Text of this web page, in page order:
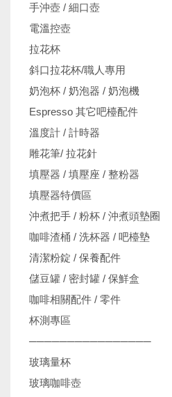
手沖壺 / 細口壺
電溫控壺
拉花杯
斜口拉花杯/職人專用
奶泡杯 / 奶泡器 / 奶泡機
Espresso 其它吧檯配件
溫度計 / 計時器
雕花筆/ 拉花針
填壓器 / 填壓座 / 整粉器
填壓器特價區
沖煮把手 / 粉杯 / 沖煮頭墊圈
咖啡渣桶 / 洗杯器 / 吧檯墊
清潔粉錠 / 保養配件
儲豆罐 / 密封罐 / 保鮮盒
咖啡相關配件 / 零件
杯測專區
────────────────
玻璃量杯
玻璃咖啡壺